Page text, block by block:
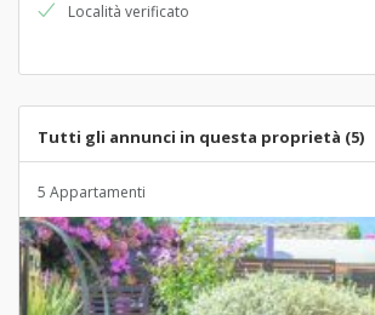
Località verificato
Tutti gli annunci in questa proprietà (5)
5 Appartamenti